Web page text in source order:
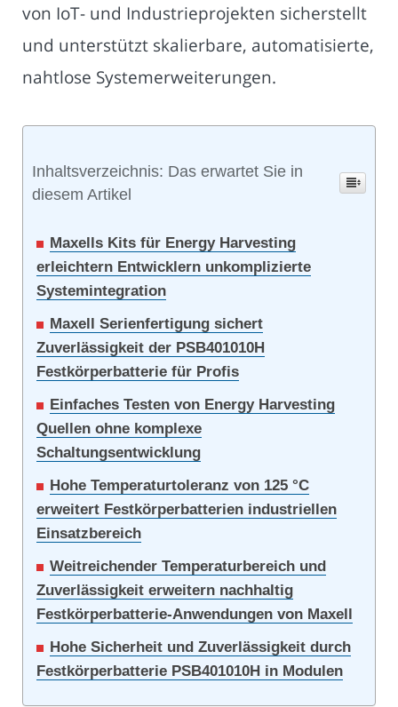
von IoT- und Industrieprojekten sicherstellt
und unterstützt skalierbare, automatisierte,
nahtlose Systemerweiterungen.
Inhaltsverzeichnis: Das erwartet Sie in
diesem Artikel
Maxells Kits für Energy Harvesting
erleichtern Entwicklern unkomplizierte
Systemintegration
Maxell Serienfertigung sichert
Zuverlässigkeit der PSB401010H
Festkörperbatterie für Profis
Einfaches Testen von Energy Harvesting
Quellen ohne komplexe
Schaltungsentwicklung
Hohe Temperaturtoleranz von 125 °C
erweitert Festkörperbatterien industriellen
Einsatzbereich
Weitreichender Temperaturbereich und
Zuverlässigkeit erweitern nachhaltig
Festkörperbatterie-Anwendungen von Maxell
Hohe Sicherheit und Zuverlässigkeit durch
Festkörperbatterie PSB401010H in Modulen